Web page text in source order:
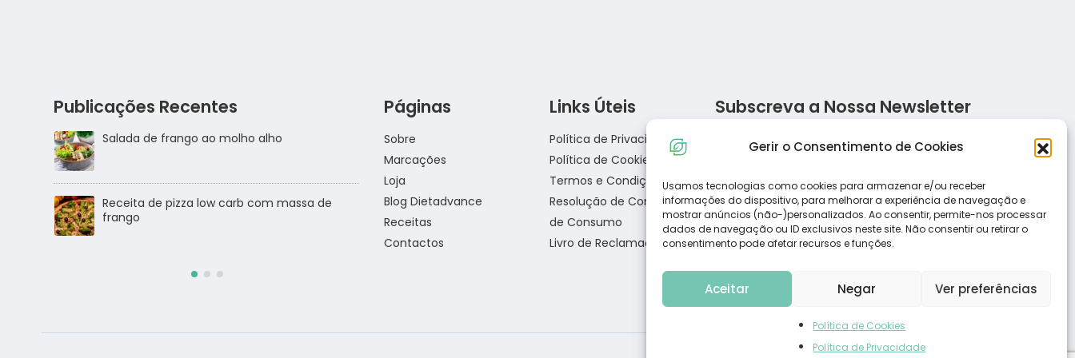
Gerir o Consentimento de Cookies
Usamos tecnologias como cookies para armazenar e/ou receber
informações do dispositivo, para melhorar a experiência de navegação e
mostrar anúncios (não-)personalizados. Ao consentir, permite-nos processar
dados de navegação ou ID exclusivos neste site. Não consentir ou retirar o
consentimento pode afetar recursos e funções.
Aceitar Negar Ver preferências
Política de Cookies
Política de Privacidade
Publicações Recentes
Salada de frango
Salada de Atum
Lasanha Low Carb
Salmão com crosta de sésamo
Salada de frango ao molho alho
Receita de pizza low carb com massa de
frango
Salada
Salada
Páginas
Sobre
Marcações
Loja
Blog Dietadvance
Receitas
Contactos
Links Úteis
Política de Privacidade
Política de Cookies
Termos e Condições
Resolução de Conflitos
de Consumo
Livro de Reclamações
Subscreva a Nossa Newsletter